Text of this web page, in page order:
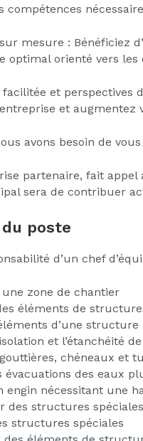
compétences
mesure : Bénéficiez
optimal orienté vers les
et perspectives
et augmentez
avons besoin de vous
partenaire, fait appel
sera de contribuer
poste
d’un chef
zone de chantier
éléments de
d’une
et l’étanchéité
chéneaux et
évacuations des eaux
engin nécessitant une
des structures spéciales
structures spéciales